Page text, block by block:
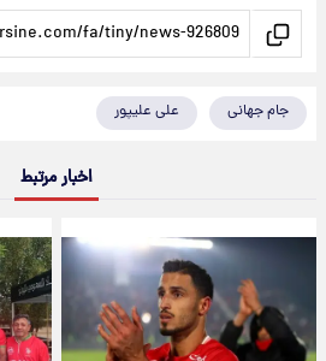
جام جهانی علی علیپور
اخبار مرتبط